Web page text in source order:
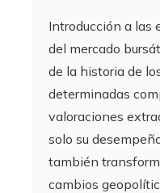
Introducción a las
del mercado
de la historia de
determinadas
valoraciones
solo su
también
cambios